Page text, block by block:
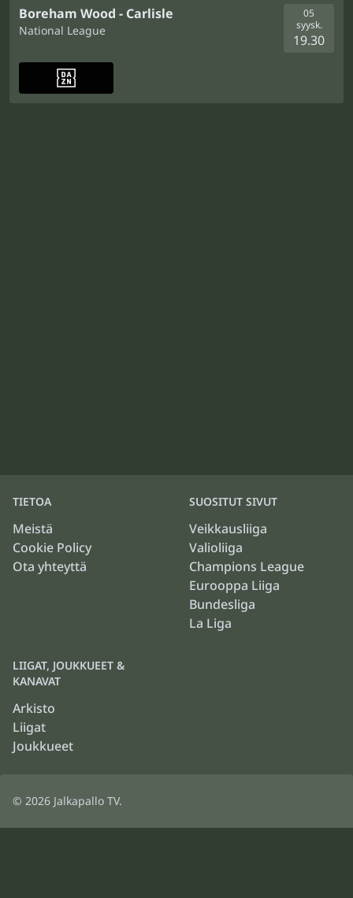
Boreham Wood - Carlisle
National League
05
syysk.
19.30
TIETOA
Meistä
Cookie Policy
Ota yhteyttä
SUOSITUT SIVUT
Veikkausliiga
Valioliiga
Champions League
Eurooppa Liiga
Bundesliga
La Liga
LIIGAT, JOUKKUEET &
KANAVAT
Arkisto
Liigat
Joukkueet
© 2026 Jalkapallo TV.